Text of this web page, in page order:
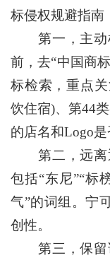
标侵权规避指南
第一，主动
前，去“中国商
标检索，重点
饮住宿)、第44
的店名和Logo是
第二，远离
包括“东尼”“标
气”的词组。宁
创性。
第三，保留